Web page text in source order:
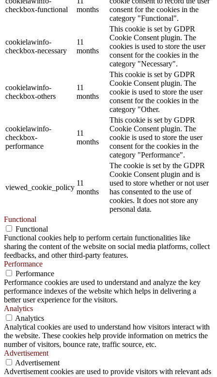
checkbox-functional
months
consent for the cookies in the
category "Functional".
cookielawinfo-
checkbox-necessary
11
months
This cookie is set by GDPR
Cookie Consent plugin. The
cookies is used to store the user
consent for the cookies in the
category "Necessary".
cookielawinfo-
checkbox-others
11
months
This cookie is set by GDPR
Cookie Consent plugin. The
cookie is used to store the user
consent for the cookies in the
category "Other.
cookielawinfo-
checkbox-
performance
11
months
This cookie is set by GDPR
Cookie Consent plugin. The
cookie is used to store the user
consent for the cookies in the
category "Performance".
viewed_cookie_policy
11
months
The cookie is set by the GDPR
Cookie Consent plugin and is
used to store whether or not user
has consented to the use of
cookies. It does not store any
personal data.
Functional
Functional
Functional cookies help to perform certain functionalities like
sharing the content of the website on social media platforms, collect
feedbacks, and other third-party features.
Performance
Performance
Performance cookies are used to understand and analyze the key
performance indexes of the website which helps in delivering a
better user experience for the visitors.
Analytics
Analytics
Analytical cookies are used to understand how visitors interact with
the website. These cookies help provide information on metrics the
number of visitors, bounce rate, traffic source, etc.
Advertisement
Advertisement
Advertisement cookies are used to provide visitors with relevant ads